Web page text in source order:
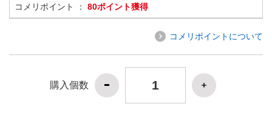
コメリポイント ： 80ポイント獲得
コメリポイントについて
購入個数